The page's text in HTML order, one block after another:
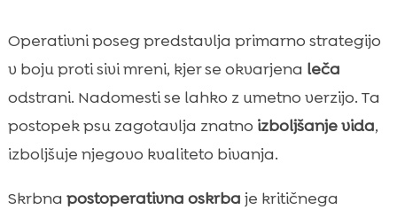
Operativni poseg predstavlja primarno strategijo
v boju proti sivi mreni, kjer se okvarjena leča
odstrani. Nadomesti se lahko z umetno verzijo. Ta
postopek psu zagotavlja znatno izboljšanje vida,
izboljšuje njegovo kvaliteto bivanja.
Skrbna postoperativna oskrba je kritičnega